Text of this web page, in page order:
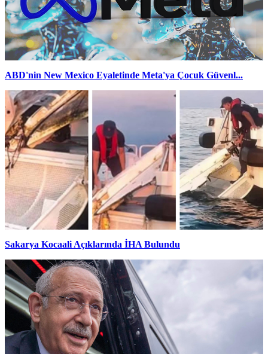
ABD'nin New Mexico Eyaletinde Meta'ya Çocuk Güvenl...
Sakarya Kocaali Açıklarında İHA Bulundu